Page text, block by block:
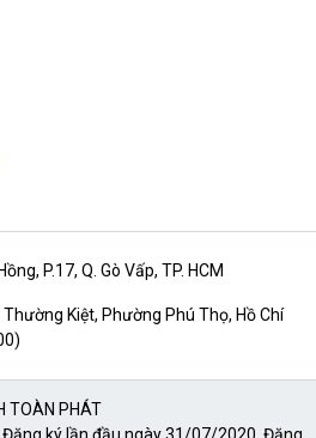
P.17, Q. Gò Vấp, TP. HCM
Kiệt, Phường Phú Thọ, Hồ Chí
TOÀN PHÁT
Đăng ký lần đầu ngày 31/07/2020. Đăng